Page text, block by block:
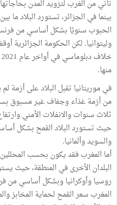
تأتي من الغرب لتزويد المدن
الحبوب سنويًا بشكل أساسي من فرنسا
وليتوانيا. لكن الحكومة الجزائرية
منها.
في موريتانيا تقبل البلاد على أزمة
من أزمة غذاء وجفاف غير مسبوق
حيث تستورد البلاد القمح بشكل
والسويد وألمانيا.
أما المغرب فقد يكون بحسب
روسيا وأوكرانيا وبشكل أساسي من
المغرب سعر القمح لحماية المخابز